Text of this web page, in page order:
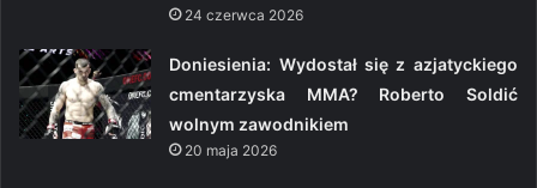
24 czerwca 2026
Doniesienia: Wydostał się z azjatyckiego
cmentarzyska MMA? Roberto Soldić
wolnym zawodnikiem
20 maja 2026